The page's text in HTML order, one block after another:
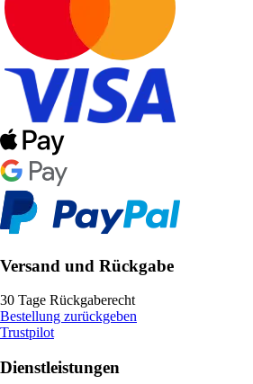
Versand und Rückgabe
30 Tage Rückgaberecht
Bestellung zurückgeben
Trustpilot
Dienstleistungen